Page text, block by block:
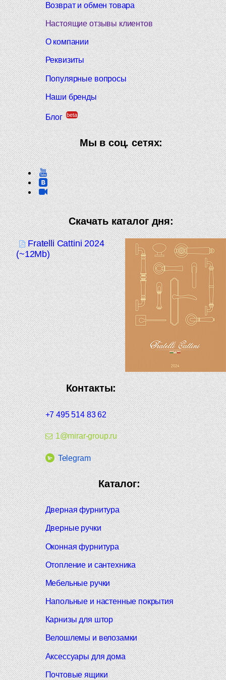
Возврат и обмен товара
Настоящие отзывы клиентов
О компании
Реквизиты
Популярные вопросы
Наши бренды
Блог beta
Мы в соц. сетях:
Скачать каталог дня:
Fratelli Cattini 2024
(~12Mb)
Контакты:
+7 495 514 83 62
1@mirar-group.ru
Telegram
Каталог:
Дверная фурнитура
Дверные ручки
Оконная фурнитура
Отопление и сантехника
Мебельные ручки
Напольные и настенные покрытия
Карнизы для штор
Велошлемы и велозамки
Аксессуары для дома
Почтовые ящики